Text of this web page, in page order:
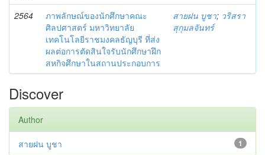
2564
ภาพลักษณ์ของนักศึกษาคณะ
ศิลปศาสตร์ มหาวิทยาลัย
เทคโนโลยีราชมงคลธัญบุรี ที่ส่ง
ผลต่อการตัดสินใจรับนักศึกษาฝึก
สหกิจศึกษาในสถานประกอบการ
สายฝน บูชา; วริสรา
สุกุมลจันทร์
Discover
Author
1
สายฝน บูชา